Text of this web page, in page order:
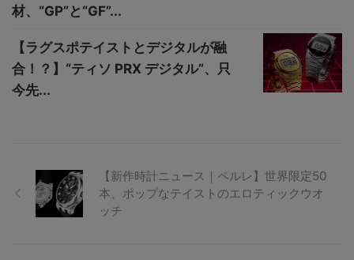
材、“GP”と“GF”...
【ラグスポテイストとデジタルが融
合！？】“ティソ PRX デジタル”、只
今先...
【新作時計ニュース｜ペルレ】世界限定50
本、ポップなテイストのエロティックウオ
ッチ